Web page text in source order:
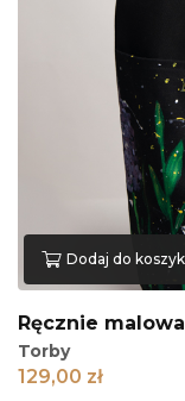
Dodaj do
Ręcznie
Torby
129,00 zł